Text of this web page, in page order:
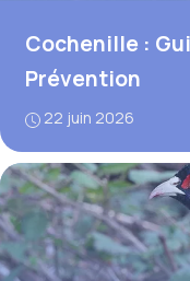
Cochenille :
Prévention
22 juin 2026